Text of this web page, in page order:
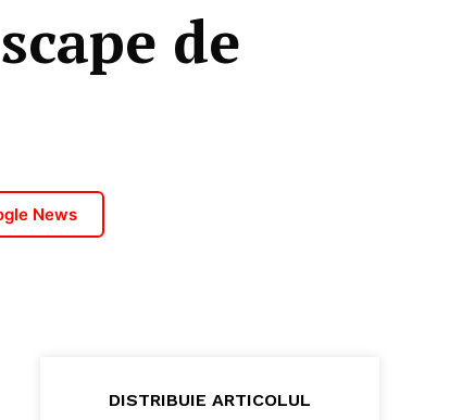
de
News
DISTRIBUIE ARTICOLUL